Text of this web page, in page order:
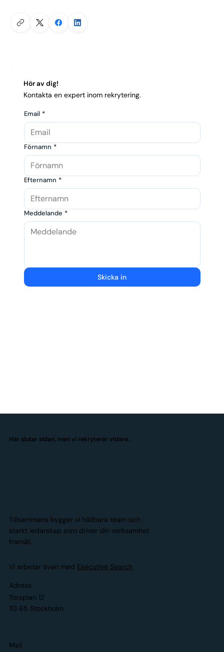
Hör av dig!
Kontakta en expert inom rekrytering.
Email *
Förnamn *
Efternamn *
Meddelande *
Skicka in
Här slutar sidan, men vi rekryterar vidare.
Tillsammans bygger vi hållbara team och
starkt ledarskap som driver din verksamhet
framåt.
Vi arbetar även med Executive Search
Adress
Torsplan 12
113 65 Stockholm
Mail